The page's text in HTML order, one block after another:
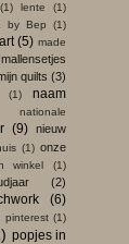
(1) lente (1)
by Bep (1)
(5) made
mallensetjes
quilts (3)
(1)
naam
nationale
(9) nieuw
(1) onze
winkel (1)
(2)
(6)
pinterest (1)
popjes in